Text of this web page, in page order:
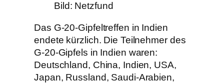
Bild: Netzfund
Das G-20-Gipfeltreffen in Indien
endete kürzlich. Die Teilnehmer des
G-20-Gipfels in Indien waren:
Deutschland, China, Indien, USA,
Japan, Russland, Saudi-Arabien,